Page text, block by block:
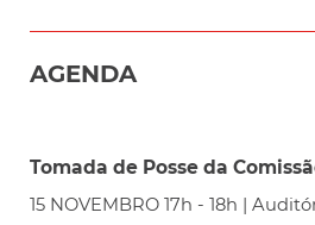
AGENDA
Tomada de Posse da
15 NOVEMBRO 17h - 18h |